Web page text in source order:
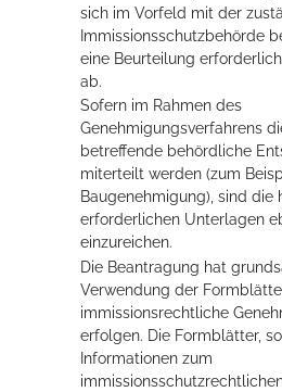
sich im Vorfeld mit der
Immissionsschutzbehörde
eine Beurteilung
ab.
Sofern im Rahmen des
Genehmigungsverfahrens
betreffende behördliche
miterteilt werden (zum
Baugenehmigung), sind die
erforderlichen Unterlagen
einzureichen.
Die Beantragung hat
Verwendung der
immissionsrechtliche
erfolgen. Die Formblätter,
Informationen zum